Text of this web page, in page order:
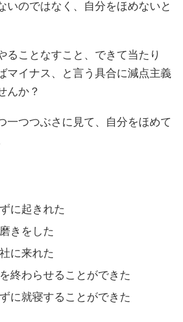
いのではなく、自分をほめないと
ることなすこと、できて当たり
マイナス、と言う具合に減点主義
んか？
一つつぶさに見て、自分をほめて
に起きれた
きをした
に来れた
終わらせることができた
に就寝することができた